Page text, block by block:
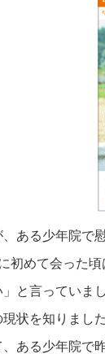
ある少年院で
初めて会った
と言っていま
状を知りまし
ある少年院で